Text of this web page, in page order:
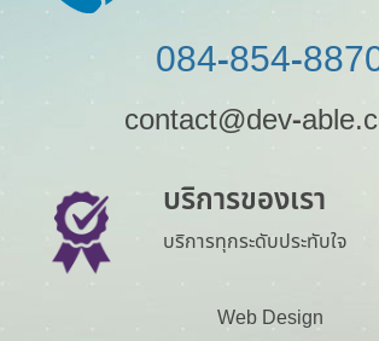
084-854-
contact@dev-
บริการของเรา
บริการทุกระดับประทับใจ
Web Design